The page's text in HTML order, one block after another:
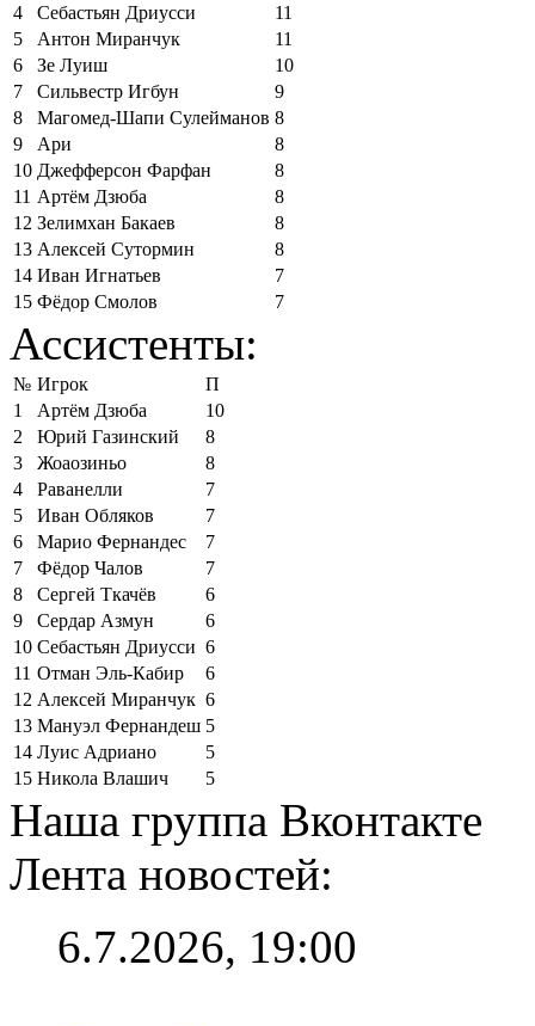
4
Себастьян Дриусси
11
5
Антон Миранчук
11
6
Зе Луиш
10
7
Сильвестр Игбун
9
8
Магомед-Шапи Сулейманов 8
9
Ари
8
10 Джефферсон Фарфан
8
11 Артём Дзюба
8
12 Зелимхан Бакаев
8
13 Алексей Сутормин
8
14 Иван Игнатьев
7
15 Фёдор Смолов 7
Ассистенты:
№ Игрок
П
1
Артём Дзюба
10
2
Юрий Газинский
8
3
Жоаозиньо
8
4
Раванелли
7
5
Иван Обляков
7
6
Марио Фернандес
7
7
Фёдор Чалов
7
8
Сергей Ткачёв
6
9
Сердар Азмун
6
10 Себастьян Дриусси 6
11 Отман Эль-Кабир
6
12 Алексей Миранчук 6
13 Мануэл Фернандеш 5
14 Луис Адриано
5
15 Никола Влашич 5
Наша группа Вконтакте
Лента новостей:
6.7.2026, 19:00